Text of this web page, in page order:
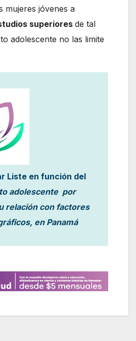
mujeres jóvenes a
superiores de tal
adolescente no las limite
Liste en función del
adolescente por
relación con factores
en Panamá